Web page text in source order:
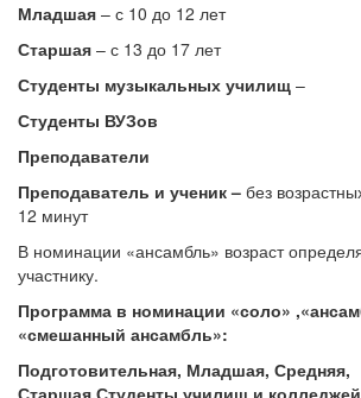
Младшая – с 10 до 12 лет
Старшая – с 13 до 17 лет
Студенты музыкальных училищ –
Студенты ВУЗов до 20
Преподаватели до 12
Преподаватель и ученик– без
12 минут
В номинации «ансамбль» возраст
участнику.
Программа в номинации «соло»
«смешанный ансамбль»:
Подготовительная, Младшая, Средняя,